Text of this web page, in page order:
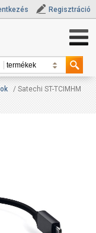
Regisztráció
/ Satechi ST-TCIMHM